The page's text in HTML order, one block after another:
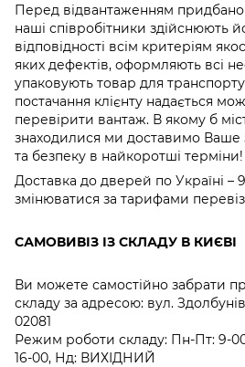
Перед відвантаженням
наші співробітники здійснюють
відповідності всім критеріям
яких дефектів, оформляють всі
упаковують товар для
постачання клієнту надається
перевірити вантаж. В якому б
знаходилися ми доставимо Ваше
та безпеку в найкоротші терміни!
Доставка до дверей по Україні
змінюватися за тарифами
САМОВИВІЗ ІЗ СКЛАДУ В КИЄВІ
Ви можете самостійно забрати
складу за адресою: вул.
02081
Режим роботи складу: Пн-Пт: 9-
16-00, Нд: ВИХІДНИЙ